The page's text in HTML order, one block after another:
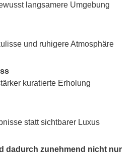
langsamere Umgebung
und ruhigere Atmosphäre
kuratierte Erholung
statt sichtbarer Luxus
dadurch zunehmend nicht nur